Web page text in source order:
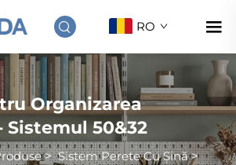
RO
Organizarea
50&32
>Sistem Perete Cu Șină>